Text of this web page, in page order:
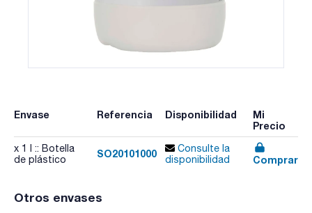
Envase Referencia Disponibilidad
Mi
Precio
x 1 l :: Botella
de plástico
SO20101000
Consulte la
disponibilidad
Comprar
Otros envases